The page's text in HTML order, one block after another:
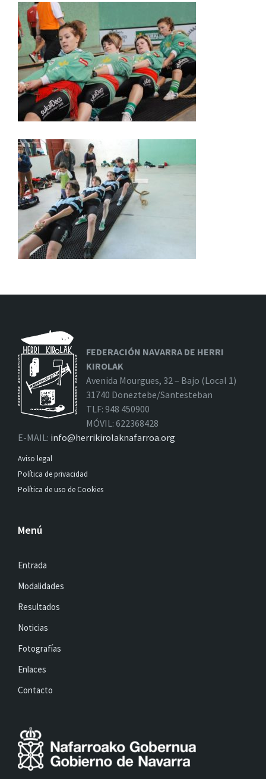
FEDERACIÓN NAVARRA DE HERRI
KIROLAK
Avenida Mourgues, 32 – Bajo (Local 1)
31740 Doneztebe/Santesteban
TLF: 948 450900
MÓVIL: 622368428
E-MAIL: info@herrikirolaknafarroa.org
Aviso legal
Política de privacidad
Política de uso de Cookies
Menú
Entrada
Modalidades
Resultados
Noticias
Fotografías
Enlaces
Contacto